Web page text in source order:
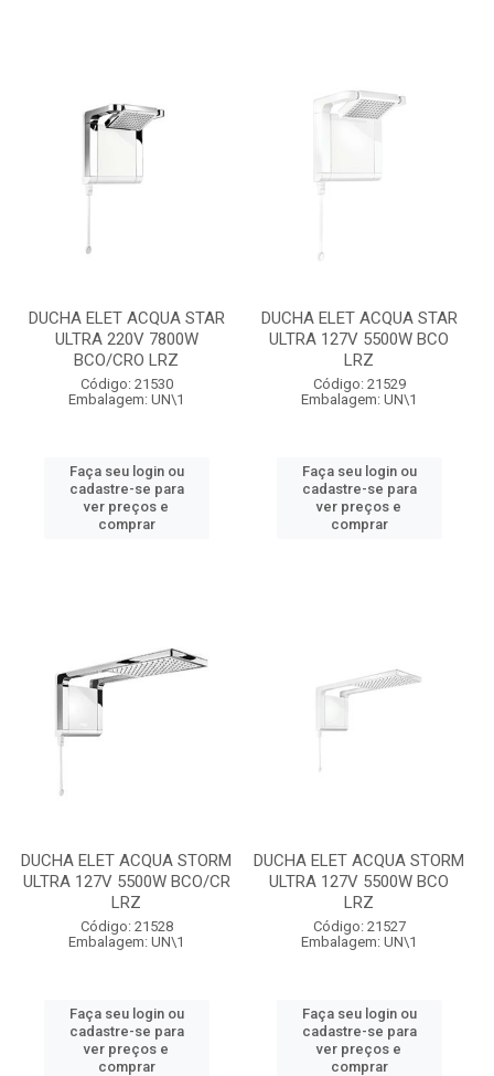
DUCHA ELET ACQUA STAR
ULTRA 220V 7800W
BCO/CRO LRZ
Código: 21530
Embalagem: UN\1
Faça seu login ou
cadastre-se para
ver preços e
comprar
DUCHA ELET ACQUA STAR
ULTRA 127V 5500W BCO
LRZ
Código: 21529
Embalagem: UN\1
Faça seu login ou
cadastre-se para
ver preços e
comprar
DUCHA ELET ACQUA STORM
ULTRA 127V 5500W BCO/CR
LRZ
Código: 21528
Embalagem: UN\1
Faça seu login ou
cadastre-se para
ver preços e
comprar
DUCHA ELET ACQUA STORM
ULTRA 127V 5500W BCO
LRZ
Código: 21527
Embalagem: UN\1
Faça seu login ou
cadastre-se para
ver preços e
comprar